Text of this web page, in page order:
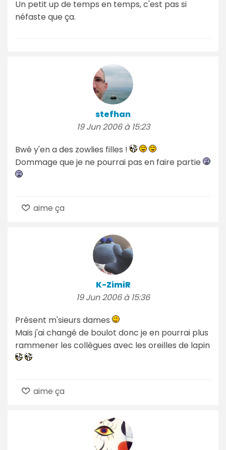
Un petit up de temps en temps, c'est pas si
néfaste que ça.
stefhan
19 Jun 2006 à 15:23
Bwé y'en a des zowlies filles !
Dommage que je ne pourrai pas en faire partie
aime ça
K-ZimiR
19 Jun 2006 à 15:36
Présent m'sieurs dames
Mais j'ai changé de boulot donc je en pourrai plus
rammener les collègues avec les oreilles de lapin
aime ça